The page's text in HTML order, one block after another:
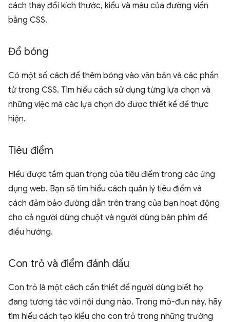
cách thay đổi kích thước, kiểu và màu của đường viền
bằng CSS.
Đổ bóng
Có một số cách để thêm bóng vào văn bản và các phần
tử trong CSS. Tìm hiểu cách sử dụng từng lựa chọn và
những việc mà các lựa chọn đó được thiết kế để thực
hiện.
Tiêu điểm
Hiểu được tầm quan trọng của tiêu điểm trong các ứng
dụng web. Bạn sẽ tìm hiểu cách quản lý tiêu điểm và
cách đảm bảo đường dẫn trên trang của bạn hoạt động
cho cả người dùng chuột và người dùng bàn phím để
điều hướng.
Con trỏ và điểm đánh dấu
Con trỏ là một cách cần thiết để người dùng biết họ
đang tương tác với nội dung nào. Trong mô-đun này, hãy
tìm hiểu cách tạo kiểu cho con trỏ trong những trường